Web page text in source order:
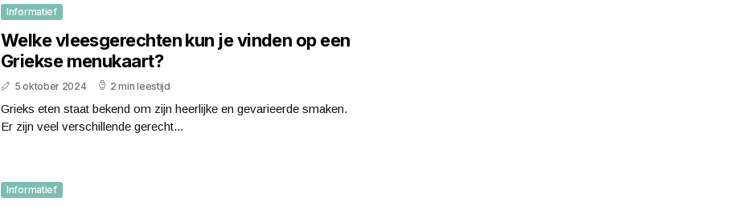
Informatief
Welke vleesgerechten kun je vinden op een
Griekse menukaart?
5 oktober 2024 2 min leestijd
Grieks eten staat bekend om zijn heerlijke en gevarieerde smaken.
Er zijn veel verschillende gerecht...
Informatief